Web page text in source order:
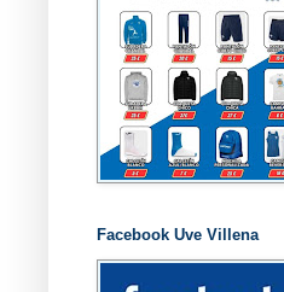
Facebook Uve Villena